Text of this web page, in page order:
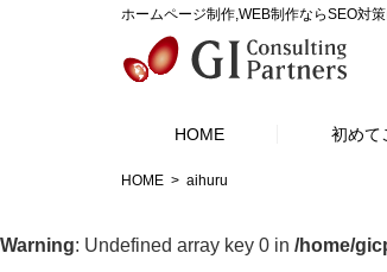
ホームページ制作,WEB制作ならSEO対
HOME 初めて
HOME aihuru
Warning: Undefined array key 0 in /home/